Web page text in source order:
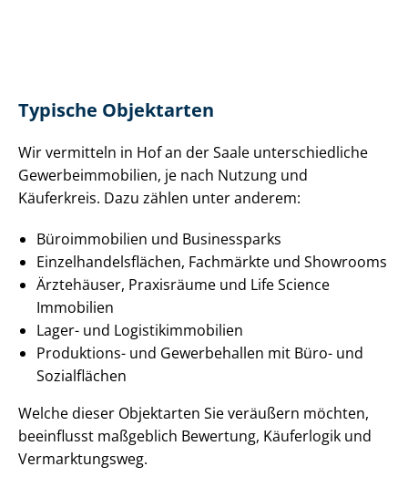
Typische Objektarten
Wir vermitteln in Hof an der Saale un­ter­schied­li­che
Ge­wer­be­im­mo­bi­li­en, je nach Nutzung und
Käuferkreis. Dazu zählen unter anderem:
Büroimmobilien und Businessparks
Ein­zel­han­dels­flä­chen, Fachmärkte und Showrooms
Ärztehäuser, Praxisräume und Life Science
Immobilien
Lager- und Lo­gis­tik­im­mo­bi­li­en
Produktions- und Gewerbehallen mit Büro- und
Sozialflächen
Welche dieser Objektarten Sie veräußern möchten,
beeinflusst maßgeblich Bewertung, Käuferlogik und
Vermarktungsweg.